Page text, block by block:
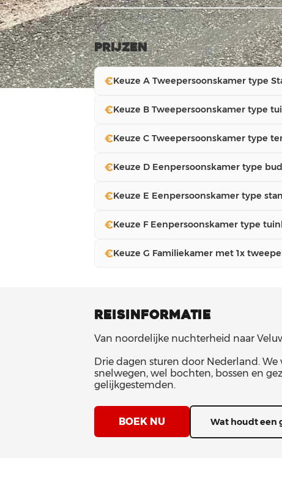
Prijzen
€Keuze A Tweepersoonskamer type
€Keuze B Tweepersoonskamer type
€Keuze C Tweepersoonskamer type
€Keuze D Eenpersoonskamer type
€Keuze E Eenpersoonskamer type
€Keuze F Eenpersoonskamer type
€Keuze G Familiekamer met 1x
REISINFORMATIE
Van noordelijke nuchterheid naar
Drie dagen sturen door Nederland.
snelwegen, wel bochten, bossen en
gelijkgestemden.
BOEK NU Wat houdt een